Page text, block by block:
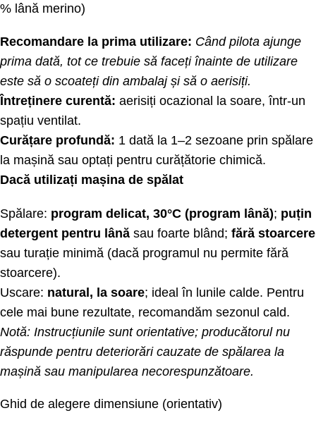
% lână merino)
Recomandare la prima utilizare: Când pilota ajunge
prima dată, tot ce trebuie să faceți înainte de utilizare
este să o scoateți din ambalaj și să o aerisiți.
Întreținere curentă: aerisiți ocazional la soare, într-un
spațiu ventilat.
Curățare profundă: 1 dată la 1–2 sezoane prin spălare
la mașină sau optați pentru curățătorie chimică.
Dacă utilizați mașina de spălat
Spălare: program delicat, 30°C (program lână); puțin
detergent pentru lână sau foarte blând; fără stoarcere
sau turație minimă (dacă programul nu permite fără
stoarcere).
Uscare: natural, la soare; ideal în lunile calde. Pentru
cele mai bune rezultate, recomandăm sezonul cald.
Notă: Instrucțiunile sunt orientative; producătorul nu
răspunde pentru deteriorări cauzate de spălarea la
mașină sau manipularea necorespunzătoare.
Ghid de alegere dimensiune (orientativ)